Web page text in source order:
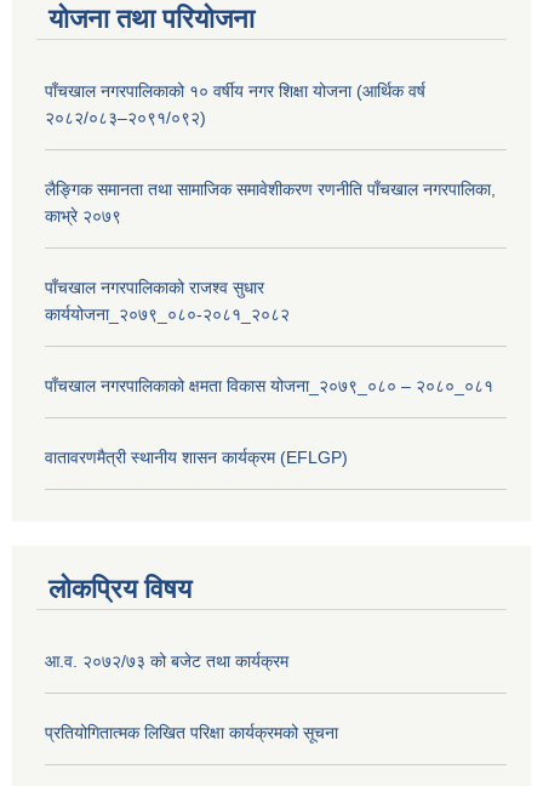
योजना तथा परियोजना
पाँचखाल नगरपालिकाको १० वर्षीय नगर शिक्षा योजना (आर्थिक वर्ष
२०८२/०८३–२०९१/०९२)
लैङ्गिक समानता तथा सामाजिक समावेशीकरण रणनीति पाँचखाल नगरपालिका,
काभ्रे २०७९
पाँचखाल नगरपालिकाको राजश्व सुधार
कार्ययोजना_२०७९_०८०-२०८१_२०८२
पाँचखाल नगरपालिकाको क्षमता विकास योजना_२०७९_०८० – २०८०_०८१
वातावरणमैत्री स्थानीय शासन कार्यक्रम (EFLGP)
लोकप्रिय विषय
आ.व. २०७२/७३ को बजेट तथा कार्यक्रम
प्रतियोगितात्मक लिखित परिक्षा कार्यक्रमको सूचना